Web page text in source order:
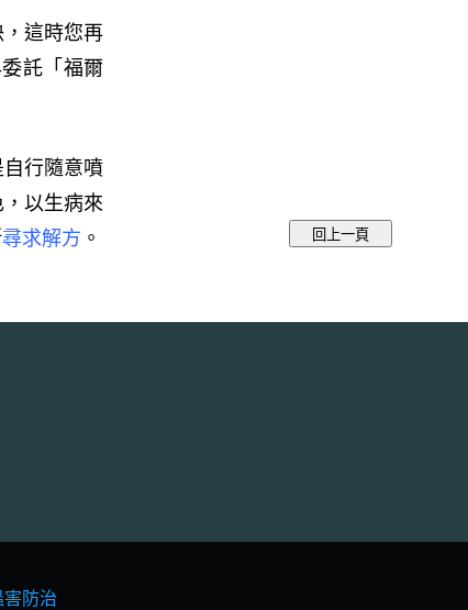
這時您再
託「福爾
行隨意噴
以生病來
尋求解方 。
防治